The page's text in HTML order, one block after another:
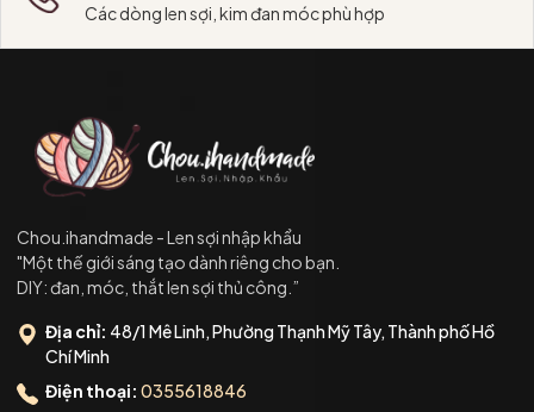
Các dòng len sợi, kim đan móc phù hợp
Chou.ihandmade - Len sợi nhập khẩu
"Một thế giới sáng tạo dành riêng cho bạn.
DIY: đan, móc, thắt len sợi thủ công.”
Địa chỉ: 48/1 Mê Linh, Phường Thạnh Mỹ Tây, Thành phố Hồ
Chí Minh
Điện thoại: 0355618846